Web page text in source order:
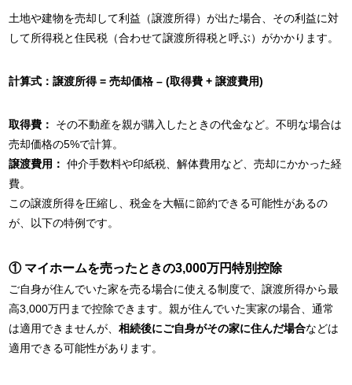
土地や建物を売却して利益（譲渡所得）が出た場合、その利益に対
して所得税と住民税（合わせて譲渡所得税と呼ぶ）がかかります。
計算式：譲渡所得 = 売却価格 – (取得費 + 譲渡費用)
取得費：
その不動産を親が購入したときの代金など。不明な場合は
売却価格の5%で計算。
譲渡費用： 仲介手数料や印紙税、解体費用など、売却にかかった経
費。
この譲渡所得を圧縮し、税金を大幅に節約できる可能性があるの
が、以下の特例です。
① マイホームを売ったときの3,000万円特別控除
ご自身が住んでいた家を売る場合に使える制度で、譲渡所得から最
高3,000万円まで控除できます。親が住んでいた実家の場合、通常
は適用できませんが、相続後にご自身がその家に住んだ場合などは
適用できる可能性があります。